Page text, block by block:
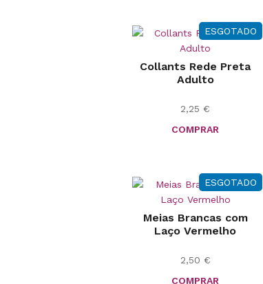
ESGOTADO
Collants Rede Preta
Adulto
2,25€
COMPRAR
ESGOTADO
Meias Brancas com
Laço Vermelho
2,50 €
COMPRAR